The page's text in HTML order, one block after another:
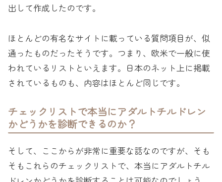
出して作成したのです。
ほとんどの有名なサイトに載っている質問項目が、似
通ったものだったそうです。つまり、欧米で一般に使
われているリストといえます。日本のネット上に掲載
されているものも、内容はほとんど同じです。
チェックリストで本当にアダルトチルドレン
かどうかを診断できるのか？
そして、ここからが非常に重要な話なのですが、そも
そもこれらのチェックリストで、本当にアダルトチル